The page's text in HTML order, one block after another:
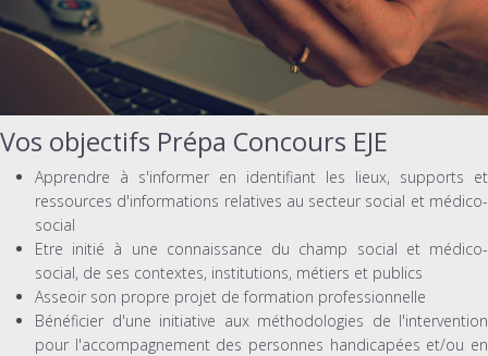
Vos objectifs Prépa Concours EJE
Apprendre à s'informer en identifiant les lieux, supports et
ressources d'informations relatives au secteur social et médico-
social
Etre initié à une connaissance du champ social et médico-
social, de ses contextes, institutions, métiers et publics
Asseoir son propre projet de formation professionnelle
Bénéficier d'une initiative aux méthodologies de l'intervention
pour l'accompagnement des personnes handicapées et/ou en